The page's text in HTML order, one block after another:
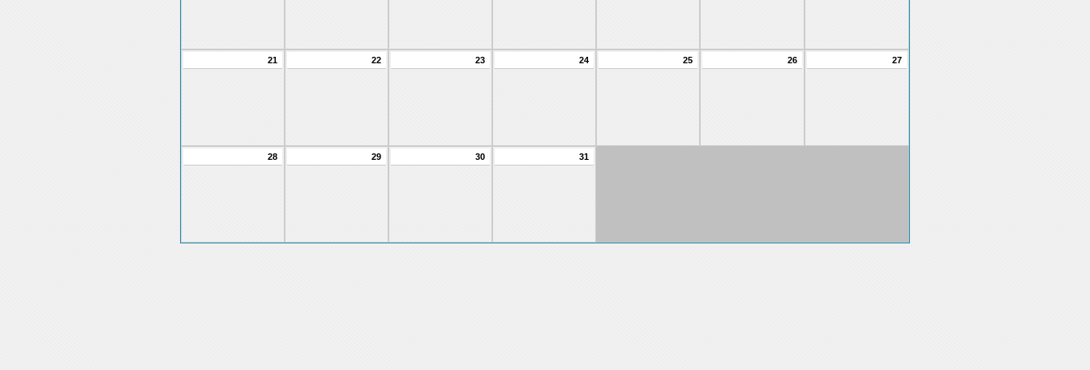
21 22 23 24 25 26 27
28 29 30 31